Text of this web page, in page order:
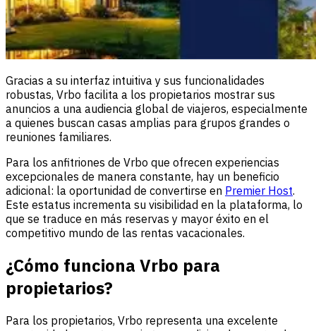
Gracias a su interfaz intuitiva y sus funcionalidades
robustas, Vrbo facilita a los propietarios mostrar sus
anuncios a una audiencia global de viajeros, especialmente
a quienes buscan casas amplias para grupos grandes o
reuniones familiares.
Para los anfitriones de Vrbo que ofrecen experiencias
excepcionales de manera constante, hay un beneficio
adicional: la oportunidad de convertirse en Premier Host.
Este estatus incrementa su visibilidad en la plataforma, lo
que se traduce en más reservas y mayor éxito en el
competitivo mundo de las rentas vacacionales.
¿Cómo funciona Vrbo para
propietarios?
Para los propietarios, Vrbo representa una excelente